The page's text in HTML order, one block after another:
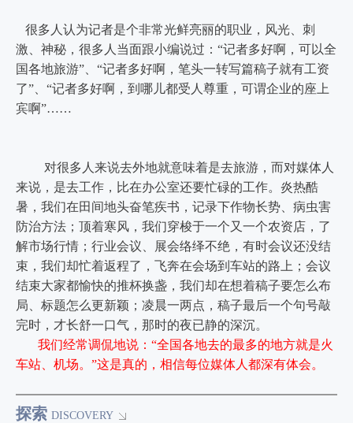
很多人认为记者是个非常光鲜亮丽的职业，风光、刺
激、神秘，很多人当面跟小编说过：“记者多好啊，可以全
国各地旅游”、“记者多好啊，笔头一转写篇稿子就有工资
了”、“记者多好啊，到哪儿都受人尊重，可谓企业的座上
宾啊”……
对很多人来说去外地就意味着是去旅游，而对媒体人
来说，是去工作，比在办公室还要忙碌的工作。炎热酷
暑，我们在田间地头奋笔疾书，记录下作物长势、病虫害
防治方法；顶着寒风，我们穿梭于一个又一个农资店，了
解市场行情；行业会议、展会络绎不绝，有时会议还没结
束，我们却忙着返程了，飞奔在会场到车站的路上；会议
结束大家都愉快的推杯换盏，我们却在想着稿子要怎么布
局、标题怎么更新颖；凌晨一两点，稿子最后一个句号敲
完时，才长舒一口气，那时的夜已静的深沉。
我们经常调侃地说：“全国各地去的最多的地方就是火
车站、机场。”这是真的，相信每位媒体人都深有体会。
探索 DISCOVERY